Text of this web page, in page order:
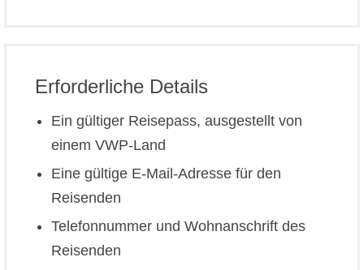
Erforderliche Details
Ein gültiger Reisepass, ausgestellt von
einem VWP-Land
Eine gültige E-Mail-Adresse für den
Reisenden
Telefonnummer und Wohnanschrift des
Reisenden